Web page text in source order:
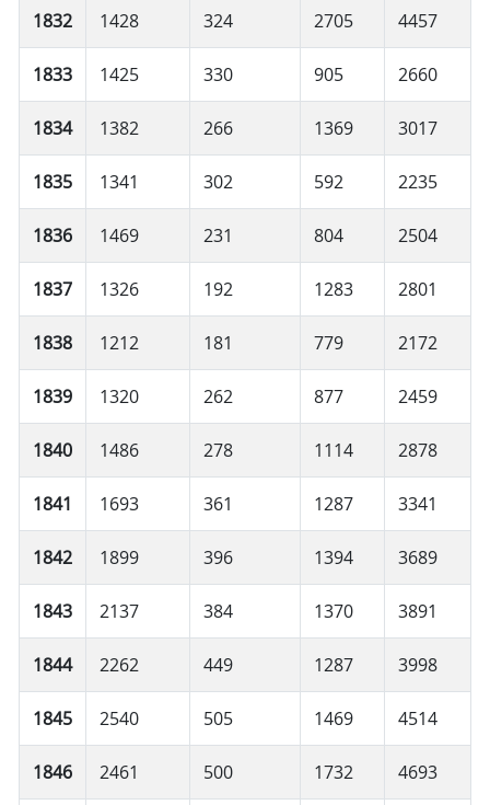
1832 1428 324 2705 4457
1833 1425 330 905 2660
1834 1382 266 1369 3017
1835 1341 302 592 2235
1836 1469 231 804 2504
1837 1326 192 1283 2801
1838 1212 181 779 2172
1839 1320 262 877 2459
1840 1486 278 1114 2878
1841 1693 361 1287 3341
1842 1899 396 1394 3689
1843 2137 384 1370 3891
1844 2262 449 1287 3998
1845 2540 505 1469 4514
1846 2461 500 1732 4693